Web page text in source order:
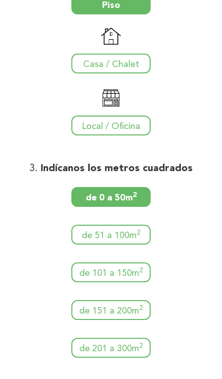
Piso
Casa / Chalet
Local / Oficina
Indícanos los metros cuadrados
de 0 a 50m2
de 51 a 100m2
de 101 a 150m2
de 151 a 200m2
de 201 a 300m2